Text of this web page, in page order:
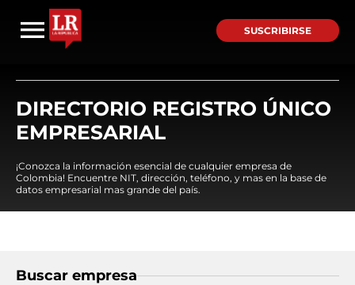
SUSCRIBIRSE
DIRECTORIO REGISTRO ÚNICO
EMPRESARIAL
¡Conozca la información esencial de cualquier empresa de
Colombia! Encuentre NIT, dirección, teléfono, y mas en la base de
datos empresarial mas grande del país.
Buscar empresa